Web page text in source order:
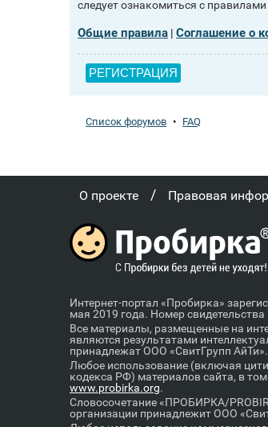
следует ознакомиться с
Общие правила | Соглашение о
РЕГИСТРАЦИЯ
Список форумов • FAQ
О проекте / Правовая
Интернет-портал «Пробирка»
мая 2019 года. Номер
Все материалы, размещенные на
являются результатами
принадлежат ООО «СвитГрупп АйТи».
Любое использование (включая
кодекса РФ) материалов сайта, в
www.probirka.org.
Словосочетание «ПРОБИРКА/
организации принадлежит ООО